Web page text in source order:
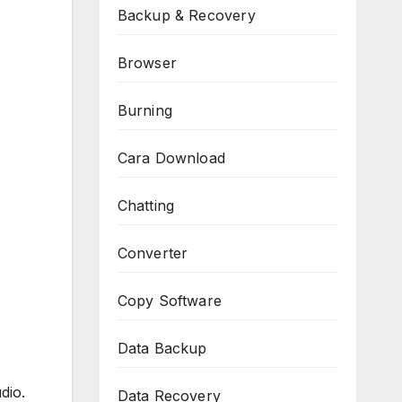
Backup & Recovery
Browser
Burning
Cara Download
Chatting
Converter
Copy Software
Data Backup
Data Recovery